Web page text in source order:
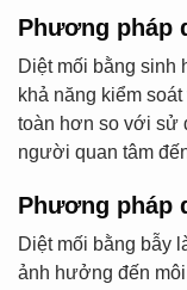
Phương pháp
Diệt mối bằng sinh
khả năng kiểm
toàn hơn so với sử
người quan tâm
Phương pháp
Diệt mối bằng bẫy
ảnh hưởng đến